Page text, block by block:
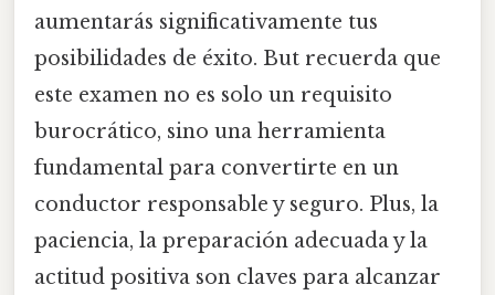
aumentarás significativamente tus
posibilidades de éxito. But recuerda que
este examen no es solo un requisito
burocrático, sino una herramienta
fundamental para convertirte en un
conductor responsable y seguro. Plus, la
paciencia, la preparación adecuada y la
actitud positiva son claves para alcanzar